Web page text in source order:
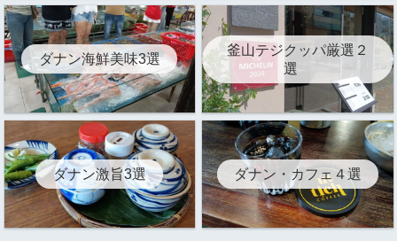
ダナン海鮮美味3選
釜山テジクッパ厳選２
選
ダナン激旨3選 ダナン・カフェ４選